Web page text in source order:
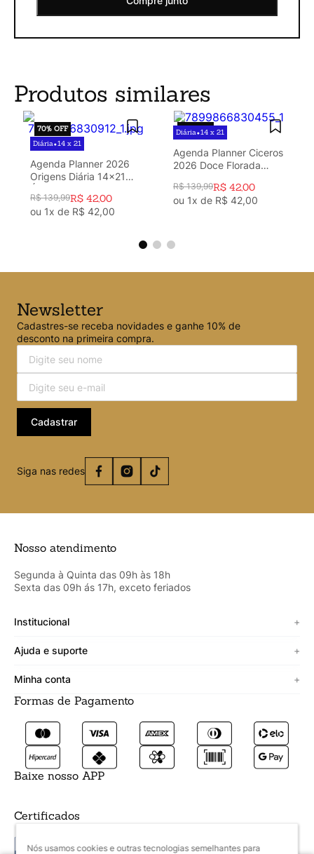
Nós usamos cookies e outras tecnologias semelhantes para
Produtos similares
70% OFF
Diária•14 x 21
Agenda Planner 2026
Origens Diária 14x21
R$ 139,99R$ 42,00
ou 1x de R$ 42,00
70%OFF
Diária•14 x 21
Agenda Planner Ciceros
2026 Doce Florada
R$ 139,99R$ 42,00
ou 1x de R$ 42,00
Newsletter
Cadastres-se receba novidades e ganhe 10% de
desconto na primeira compra.
Cadastrar
Siga nas redes
Nosso atendimento
Segunda à Quinta das 09h às 18h
Sexta das 09h ás 17h, exceto feriados
Institucional +
Sobre a Cicero
Fale conosco
Ajuda e suporte +
Termos de uso
Política de segurança
Prazos de entrega
Formas de pagamento
Minha conta +
Meus Dados
Meus Pedidos
Meus Favoritos
Formas de Pagamento
Baixe nosso APP
Certificados